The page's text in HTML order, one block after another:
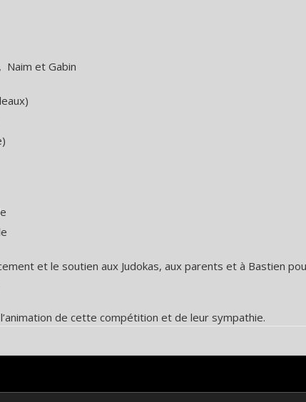
Naim et Gabin
et le soutien aux Judokas, aux parents et à Bastien
de cette compétition et de leur sympathie.